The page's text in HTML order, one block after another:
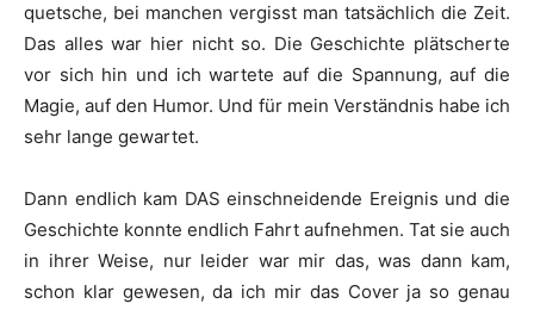
quetsche, bei manchen vergisst man tatsächlich die Zeit.
Das alles war hier nicht so. Die Geschichte plätscherte
vor sich hin und ich wartete auf die Spannung, auf die
Magie, auf den Humor. Und für mein Verständnis habe ich
sehr lange gewartet.
Dann endlich kam DAS einschneidende Ereignis und die
Geschichte konnte endlich Fahrt aufnehmen. Tat sie auch
in ihrer Weise, nur leider war mir das, was dann kam,
schon klar gewesen, da ich mir das Cover ja so genau